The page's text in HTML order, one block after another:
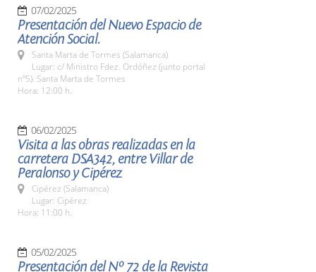
07/02/2025
Presentación del Nuevo Espacio de
Atención Social.
Santa Marta de Tormes (Salamanca)
Lugar: c/ Ministro Fdez. Ordóñez (junto portal
nº5). Santa Marta de Tormes
Hora: 12:00 h.
06/02/2025
Visita a las obras realizadas en la
carretera DSA342, entre Villar de
Peralonso y Cipérez
Cipérez (Salamanca)
Lugar: Cipérez
Hora: 11:00 h.
05/02/2025
Presentación del Nº 72 de la Revista